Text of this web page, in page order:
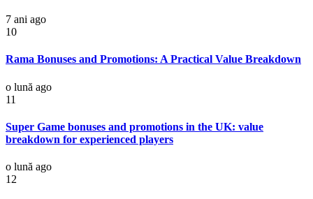
7 ani ago
10
Rama Bonuses and Promotions: A Practical Value Breakdown
o lună ago
11
Super Game bonuses and promotions in the UK: value
breakdown for experienced players
o lună ago
12